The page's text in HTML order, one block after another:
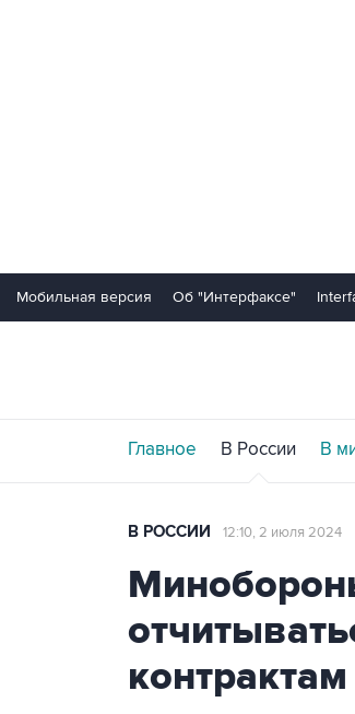
Мобильная версия Об "Интерфаксе"
Главное В России В
В РОССИИ 12:10, 2 июля 2024